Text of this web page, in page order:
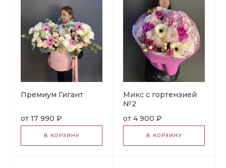
Премиум Гигант
17 990 ₽
В КОРЗИНУ
Микс с гортензией
№2
4 900 ₽
В КОРЗИНУ